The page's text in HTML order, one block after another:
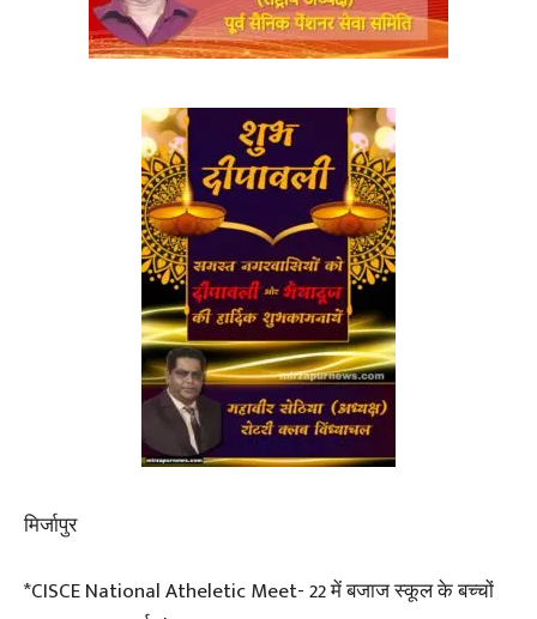
मिर्जापुर
*CISCE National Atheletic Meet- 22 में बजाज स्कूल के बच्चों